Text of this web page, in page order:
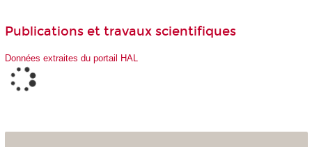
Publications et travaux scientifiques
Données extraites du portail HAL